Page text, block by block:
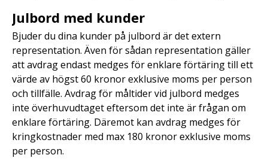
Julbord med kunder
Bjuder du dina kunder på julbord är det extern
representation. Även för sådan representation gäller
att avdrag endast medges för enklare förtäring till ett
värde av högst 60 kronor exklusive moms per person
och tillfälle. Avdrag för måltider vid julbord medges
inte överhuvudtaget eftersom det inte är frågan om
enklare förtäring. Däremot kan avdrag medges för
kringkostnader med max 180 kronor exklusive moms
per person.